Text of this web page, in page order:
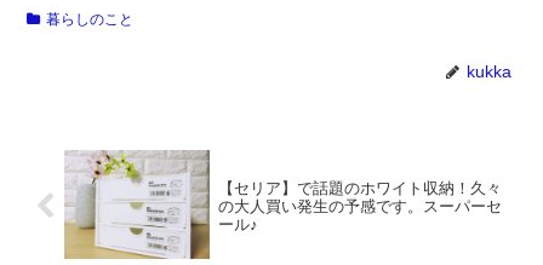
暮らしのこと
kukka
【セリア】で話題のホワイト収納！久々
の大人買い発生の予感です。スーパーセ
ール♪